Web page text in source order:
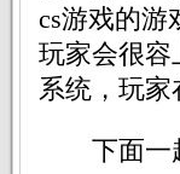
cs游戏的游
玩家会很容
系统，玩
下面一起